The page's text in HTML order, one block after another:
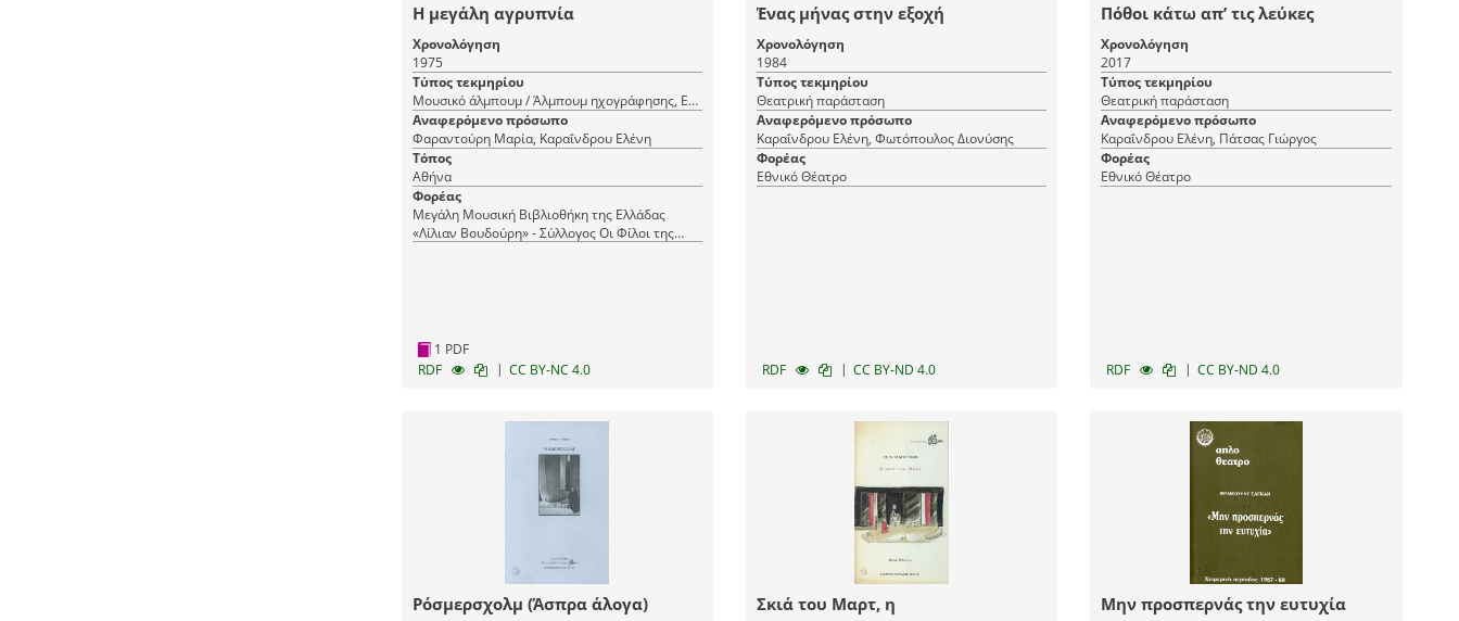
Η μεγάλη αγρυπνία
Χρονολόγηση
1975
Τύπος τεκμηρίου
Μουσικό άλμπουμ / Άλμπουμ ηχογράφησης, Εξώφυλλο δίσκου, Μουσικός δίσκος
Αναφερόμενο πρόσωπο
Φαραντούρη Μαρία, Καραΐνδρου Ελένη
Τόπος
Αθήνα
Φορέας
Μεγάλη Μουσική Βιβλιοθήκη της Ελλάδας
«Λίλιαν Βουδούρη» - Σύλλογος Οι Φίλοι της
1 PDF
RDF
| CC BY-NC 4.0
Ένας μήνας στην εξοχή
Χρονολόγηση
1984
Τύπος τεκμηρίου
Θεατρική παράσταση
Αναφερόμενο πρόσωπο
Καραΐνδρου Ελένη, Φωτόπουλος Διονύσης
Φορέας
Εθνικό Θέατρο
RDF | CC BY-ND 4.0
Πόθοι κάτω απ’ τις λεύκες
Χρονολόγηση
2017
Τύπος τεκμηρίου
Θεατρική παράσταση
Αναφερόμενο πρόσωπο
Καραΐνδρου Ελένη, Πάτσας Γιώργος
Φορέας
Εθνικό Θέατρο
RDF | CC BY-ND 4.0
Ρόσμερσχολμ (Άσπρα άλογα) Σκιά του Μαρτ, η Μην προσπερνάς την ευτυχία